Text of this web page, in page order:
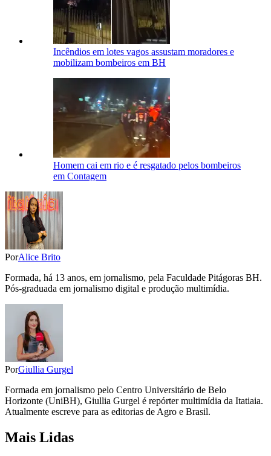
Incêndios em lotes vagos assustam moradores e
mobilizam bombeiros em BH
Homem cai em rio e é resgatado pelos bombeiros
em Contagem
PorAlice Brito
Formada, há 13 anos, em jornalismo, pela Faculdade Pitágoras BH.
Pós-graduada em jornalismo digital e produção multimídia.
PorGiullia Gurgel
Formada em jornalismo pelo Centro Universitário de Belo
Horizonte (UniBH), Giullia Gurgel é repórter multimídia da Itatiaia.
Atualmente escreve para as editorias de Agro e Brasil.
Mais Lidas